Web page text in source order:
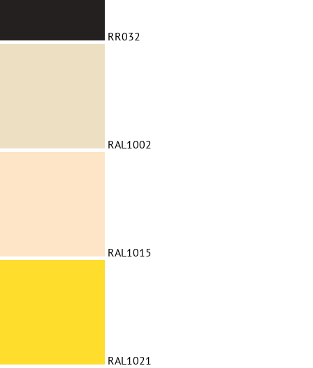
RR032
RAL1002
RAL1015
RAL1021